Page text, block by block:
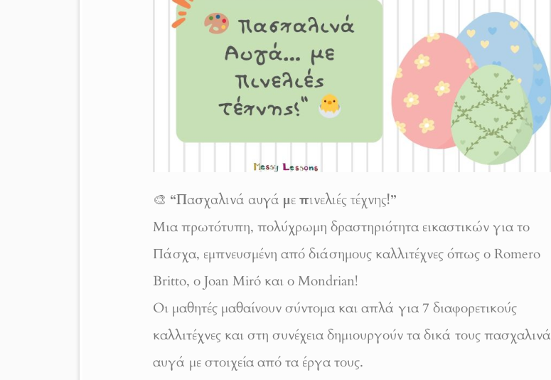
🎨 “Πασχαλινά αυγά με πινελιές τέχνης!”
Μια πρωτότυπη, πολύχρωμη δραστηριότητα εικαστικών για το
Πάσχα, εμπνευσμένη από διάσημους καλλιτέχνες όπως ο Romero
Britto, ο Joan Miró και ο Mondrian!
Οι μαθητές μαθαίνουν σύντομα και απλά για 7 διαφορετικούς
καλλιτέχνες και στη συνέχεια δημιουργούν τα δικά τους πασχαλινά
αυγά με στοιχεία από τα έργα τους.